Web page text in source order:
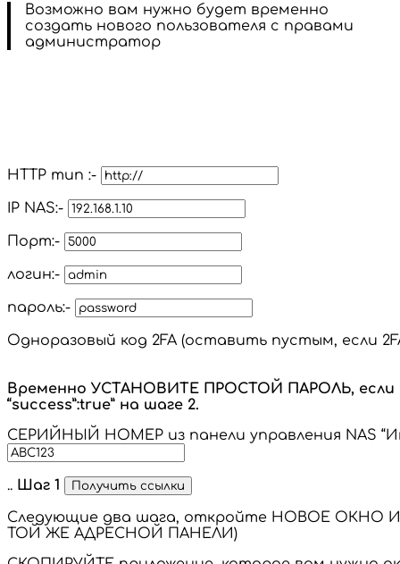
Возможно вам нужно будет временно
создать нового пользователя с правами
администратор
HTTP тип :-
IP NAS:-
Порт:-
логин:-
пароль:-
Одноразовый код 2FA (оставить пустым, если
Временно УСТАНОВИТЕ ПРОСТОЙ ПАРОЛЬ, если
“success”:true” на шаге 2.
СЕРИЙНЫЙ НОМЕР из панели управления NAS
.. Шаг 1
Следующие два шага, откройте НОВОЕ ОКНО
ТОЙ ЖЕ АДРЕСНОЙ ПАНЕЛИ)